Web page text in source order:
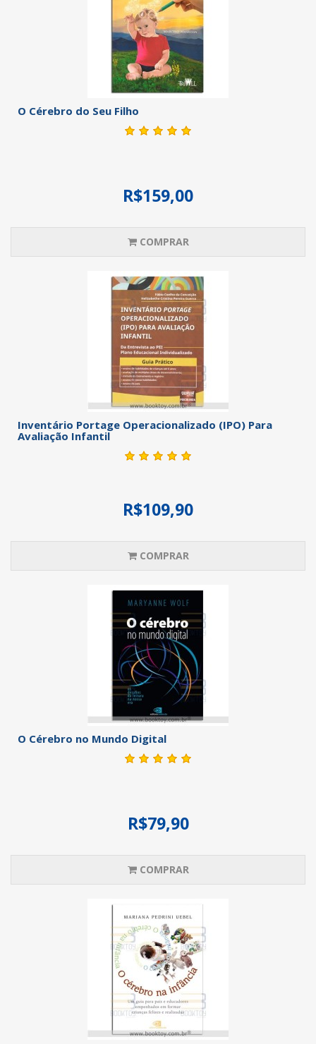
O Cérebro do Seu Filho
R$159,00
COMPRAR
Inventário Portage Operacionalizado (IPO) Para
Avaliação Infantil
R$109,90
COMPRAR
O Cérebro no Mundo Digital
R$79,90
COMPRAR